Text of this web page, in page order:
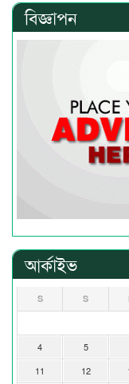
বিজ্ঞাপন
আর্কাইভ
S S
4
5
11
12